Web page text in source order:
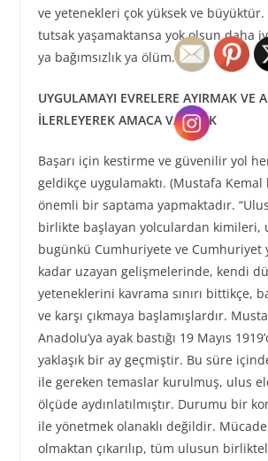
ve yetenekleri çok yüksek ve
tutsak yaşamaktansa yok olsun daha
ya bağımsızlık ya ölüm.
UYGULAMAYI EVRELERE AYIRMAK VE
İLERLEYEREK AMACA VARMAK
Başarı için kestirme ve güvenilir yol
geldikçe uygulamaktı. (Mustafa Kemal
önemli bir saptama yapmaktadır.
birlikte başlayan yolculardan kimileri,
bugünkü Cumhuriyete ve Cumhuriyet
kadar uzayan gelişmelerinde, kendi
yeteneklerini kavrama sınırı bittikçe,
ve karşı çıkmaya başlamışlardır.
Anadolu’ya ayak bastığı 19 Mayıs
yaklaşık bir ay geçmiştir. Bu süre
ile gereken temaslar kurulmuş, ulus
ölçüde aydınlatılmıştır. Durumu bir
ile yönetmek olanaklı değildir.
olmaktan çıkarılıp, tüm ulusun